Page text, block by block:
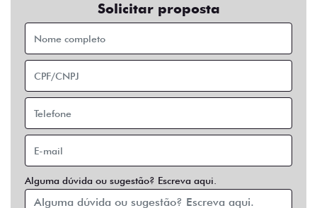
Solicitar proposta
Alguma dúvida ou sugestão? Escreva aqui.